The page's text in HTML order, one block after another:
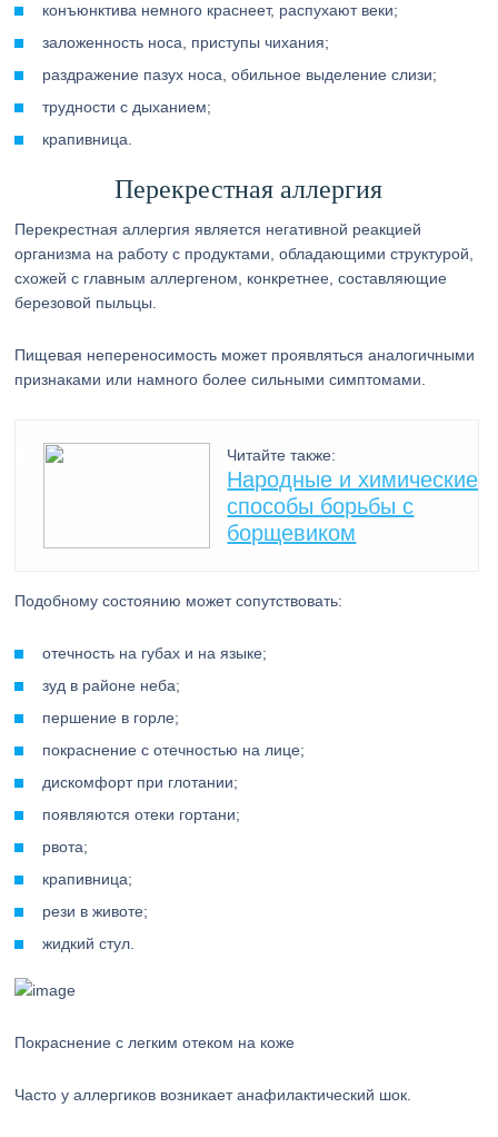
конъюнктива немного краснеет, распухают веки;
заложенность носа, приступы чихания;
раздражение пазух носа, обильное выделение слизи;
трудности с дыханием;
крапивница.
Перекрестная аллергия
Перекрестная аллергия является негативной реакцией
организма на работу с продуктами, обладающими структурой,
схожей с главным аллергеном, конкретнее, составляющие
березовой пыльцы.
Пищевая непереносимость может проявляться аналогичными
признаками или намного более сильными симптомами.
Читайте также:
Народные и химические
способы борьбы с
борщевиком
Подобному состоянию может сопутствовать:
отечность на губах и на языке;
зуд в районе неба;
першение в горле;
покраснение с отечностью на лице;
дискомфорт при глотании;
появляются отеки гортани;
рвота;
крапивница;
рези в животе;
жидкий стул.
Покраснение с легким отеком на коже
Часто у аллергиков возникает анафилактический шок.